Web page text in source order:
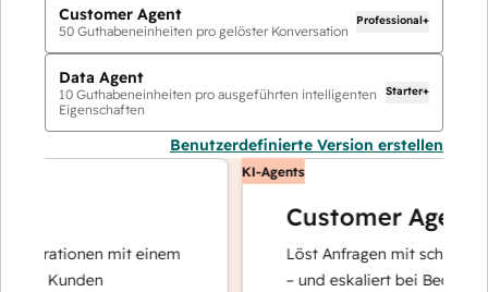
Customer Agent
50 Guthabeneinheiten pro gelöster Konversation
Professional+
Data Agent
10 Guthabeneinheiten pro ausgeführten intelligenten
Eigenschaften
Starter+
Benutzerdefinierte Version erstellen
mit einem
Kunden
KI-Agents
Customer Agent
Löst Anfragen mit schnellen,
– und eskaliert bei Bedarf,